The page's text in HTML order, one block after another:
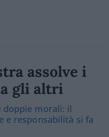
assolve i
gli altri
doppie morali: il
e responsabilità si fa